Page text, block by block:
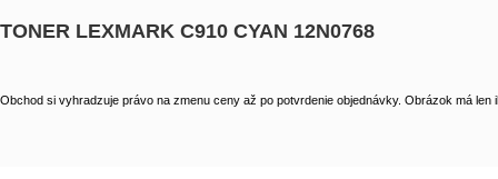
TONER LEXMARK C910 CYAN 12N0768
Obchod si vyhradzuje právo na zmenu ceny až po potvrdenie objednávky. Obrázok má len